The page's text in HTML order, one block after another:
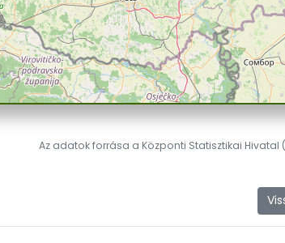
Az adatok forrása a Központi Statisztikai Hivatal